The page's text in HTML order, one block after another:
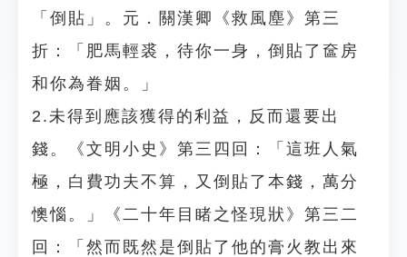
「倒貼」。元．關漢卿《救風塵》第三
折：「肥馬輕裘，待你一身，倒貼了奩房
和你為眷姻。」
2.未得到應該獲得的利益，反而還要出
錢。《文明小史》第三四回：「這班人氣
極，白費功夫不算，又倒貼了本錢，萬分
懊惱。」《二十年目睹之怪現狀》第三二
回：「然而既然是倒貼了他的膏火教出來